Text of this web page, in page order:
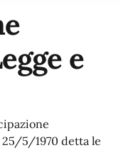
e
25/5/1970 detta le